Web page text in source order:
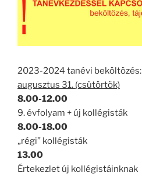
2023-2024 tanévi beköltözés:
augusztus 31. (csütörtök)
8.00-12.00
9. évfolyam + új kollégisták
8.00-18.00
„régi” kollégisták
13.00
Értekezlet új kollégistáinknak